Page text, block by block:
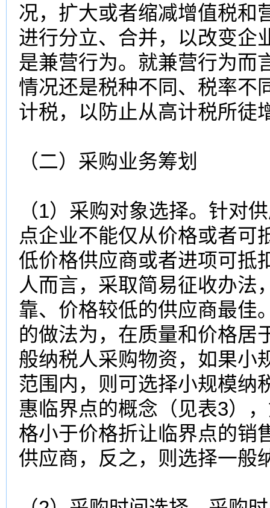
况，扩大或者缩减增值税和
进行分立、合并，以改变企
是兼营行为。就兼营行为而
情况还是税种不同、税率不
计税，以防止从高计税所徒
（二）采购业务筹划
（1）采购对象选择。针对
点企业不能仅从价格或者可
低价格供应商或者进项可抵
人而言，采取简易征收办法
靠、价格较低的供应商最佳
的做法为，在质量和价格居
般纳税人采购物资，如果小
范围内，则可选择小规模纳
惠临界点的概念（见表3）
格小于价格折让临界点的销
供应商，反之，则选择一般